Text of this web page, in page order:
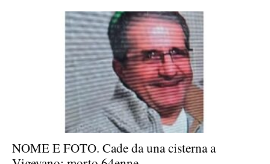
NOME E FOTO. Cade da una cisterna a